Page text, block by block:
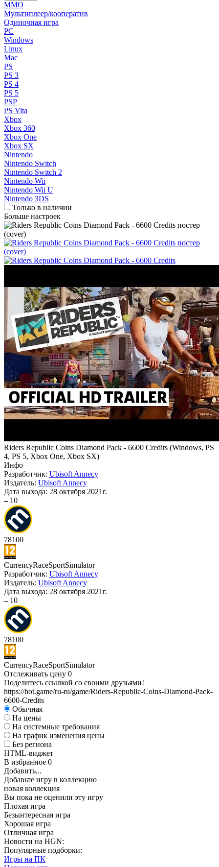
MMO
Мультиплеер/кооператив
Одиночная игра
PC
Windows
Linux
Mac
PS
PS 3
PS 4
PS 5
PSP
PS Vita
Xbox
Xbox 360
Xbox One
Xbox SX
Nintendo
Nintendo Switch
Nintendo Switch 2
Nintendo Wii
Nintendo Wii U
Nintendo 3DS
Только в наличии
Больше настроек
Riders Republic Coins Diamond Pack - 6600 Credits (Windows, PS
4, PS 5, Xbox One, Xbox SX)
Инфо
Разработчик: Ubisoft Annecy
Издатель: Ubisoft Annecy
Дата выхода: 28 октября 2021г.
– 10
78100
CurrencyRaceSportSimulator
Разработчик: Ubisoft Annecy
Издатель: Ubisoft Annecy
Дата выхода: 28 октября 2021г.
– 10
78100
CurrencyRaceSportSimulator
Отслеживать цену 0
Поделитесь ссылкой со своими друзьями!
https://hot.game/ru-ru/game/Riders-Republic-Coins-Diamond-Pack-
6600-Credits
Обычная
На цены
На системные требования
На график изменения цены
Без региона
HTML-виджет
В избранное 0
Добавить...
Добавьте игру в коллекцию
новая коллекция
Вы пока не оценили эту игру
Плохая игра
Безынтересная игра
Хорошая игра
Отличная игра
Новости на HGN:
Популярные подборки:
Игры на ПК